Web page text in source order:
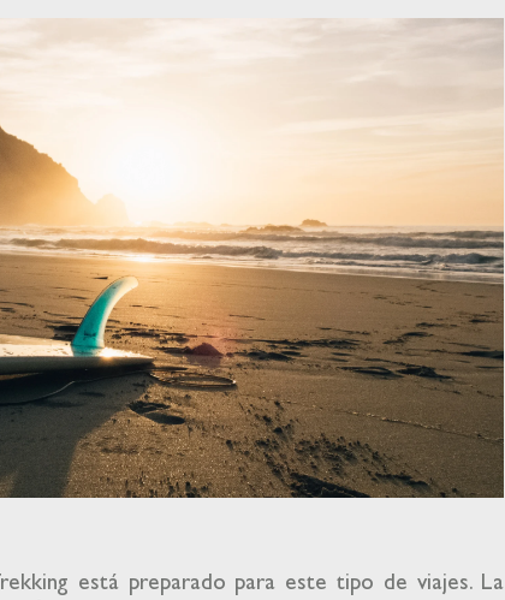
está preparado para este tipo de viajes. La